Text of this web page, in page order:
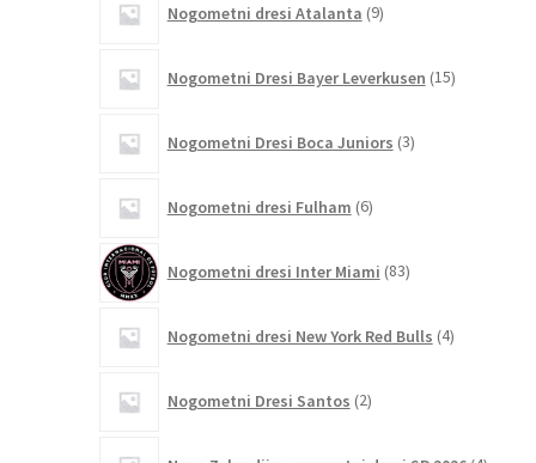
Nogometni dresi Atalanta 9izdelkov
Nogometni Dresi Bayer Leverkusen 15izdelkov
Nogometni Dresi Boca Juniors 3izdelki
Nogometni dresi Fulham 6izdelkov
Nogometni dresi Inter Miami 83izdelkov
Nogometni dresi New York Red Bulls 4izdelki
Nogometni Dresi Santos 2izdelka